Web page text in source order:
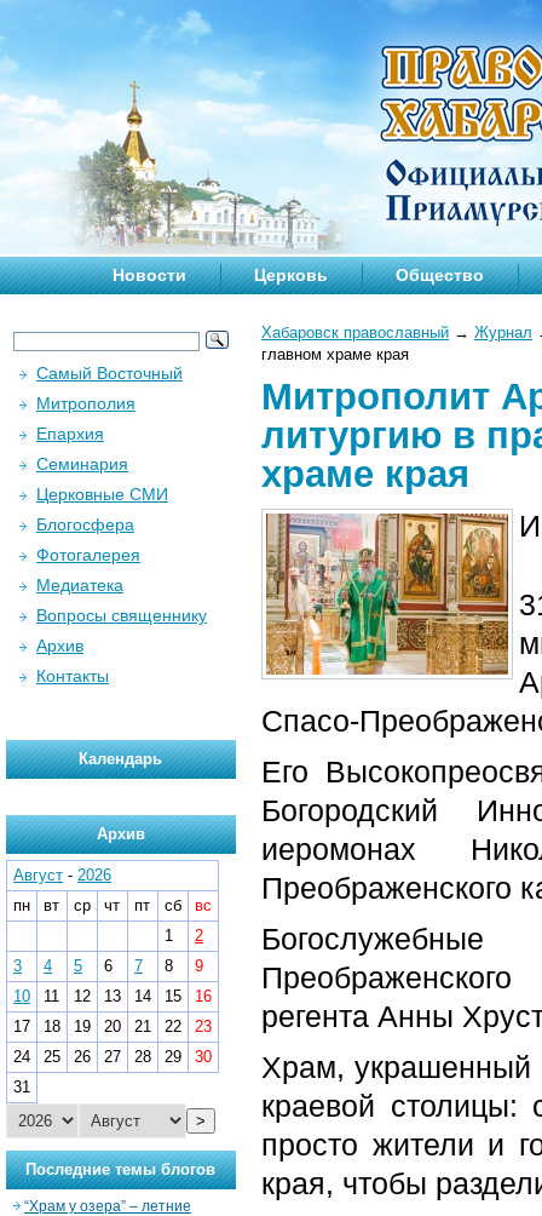
Новости Церковь Общество
Хабаровск православный → Журнал
главном храме края
Митрополит
литургию в
храме края
Спасо-
Его
Богородский
иеромонах
Преображенского
регента Анны
Храм, украшенный
краевой столицы:
просто жители и
края, чтобы
Самый Восточный
Митрополия
Епархия
Семинария
Церковные СМИ
Блогосфера
Фотогалерея
Медиатека
Вопросы священнику
Архив
Контакты
Календарь
Архив
Август - 2026
пн
вт ср чт пт сб
вс
1
2
3
4 5 6 7 8
9
10
11 12 13 14 15
16
17
18 19 20 21 22
23
24
25 26 27 28 29
30
31
>
Последние темы блогов
“Храм у озера” – летние